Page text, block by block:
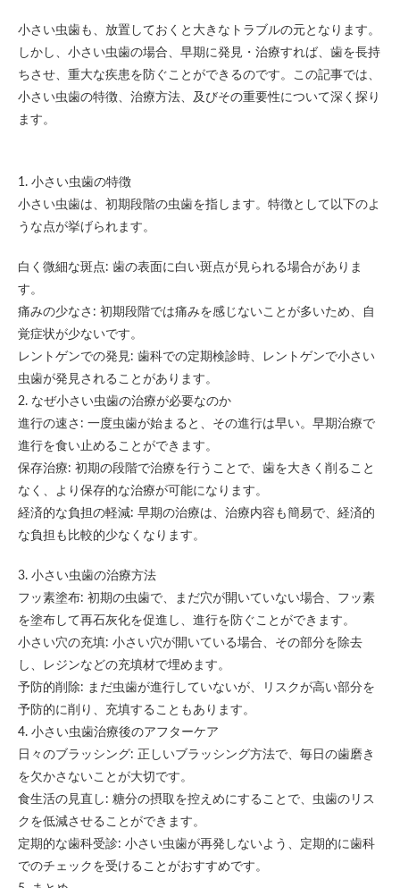
小さい虫歯も、放置しておくと大きなトラブルの元となります。
しかし、小さい虫歯の場合、早期に発見・治療すれば、歯を長持
ちさせ、重大な疾患を防ぐことができるのです。この記事では、
小さい虫歯の特徴、治療方法、及びその重要性について深く探り
ます。
1. 小さい虫歯の特徴
小さい虫歯は、初期段階の虫歯を指します。特徴として以下のよ
うな点が挙げられます。
白く微細な斑点: 歯の表面に白い斑点が見られる場合がありま
す。
痛みの少なさ: 初期段階では痛みを感じないことが多いため、自
覚症状が少ないです。
レントゲンでの発見: 歯科での定期検診時、レントゲンで小さい
虫歯が発見されることがあります。
2. なぜ小さい虫歯の治療が必要なのか
進行の速さ: 一度虫歯が始まると、その進行は早い。早期治療で
進行を食い止めることができます。
保存治療: 初期の段階で治療を行うことで、歯を大きく削ること
なく、より保存的な治療が可能になります。
経済的な負担の軽減: 早期の治療は、治療内容も簡易で、経済的
な負担も比較的少なくなります。
3. 小さい虫歯の治療方法
フッ素塗布: 初期の虫歯で、まだ穴が開いていない場合、フッ素
を塗布して再石灰化を促進し、進行を防ぐことができます。
小さい穴の充填: 小さい穴が開いている場合、その部分を除去
し、レジンなどの充填材で埋めます。
予防的削除: まだ虫歯が進行していないが、リスクが高い部分を
予防的に削り、充填することもあります。
4. 小さい虫歯治療後のアフターケア
日々のブラッシング: 正しいブラッシング方法で、毎日の歯磨き
を欠かさないことが大切です。
食生活の見直し: 糖分の摂取を控えめにすることで、虫歯のリス
クを低減させることができます。
定期的な歯科受診: 小さい虫歯が再発しないよう、定期的に歯科
でのチェックを受けることがおすすめです。